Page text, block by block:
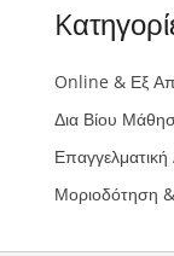
Online & Εξ
Δια Βίου
Μοριοδότηση